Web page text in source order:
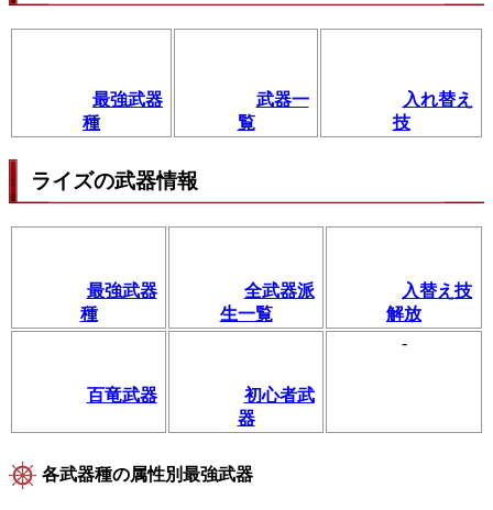
最強武器
種
武器一
覧
入れ替え
技
ライズの武器情報
最強武器
種
全武器派
生一覧
入替え技
解放
百竜武器
初心者武
器
-
各武器種の属性別最強武器